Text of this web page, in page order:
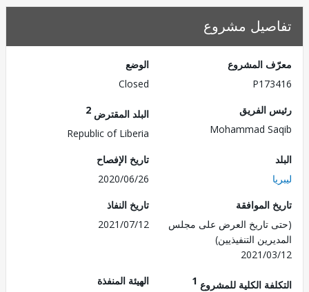
مشروع
المشروع
الفريق
Mohammad
البلد المقترض
Republic of Liberia
تاريخ الإفصاح
2020/06/26
الموافقة
تاريخ العرض على مجلس
التنفيذيين)
2021/
تاريخ النفاذ
2021/07/12
الكلية للمشروع1
الهيئة المنفذة